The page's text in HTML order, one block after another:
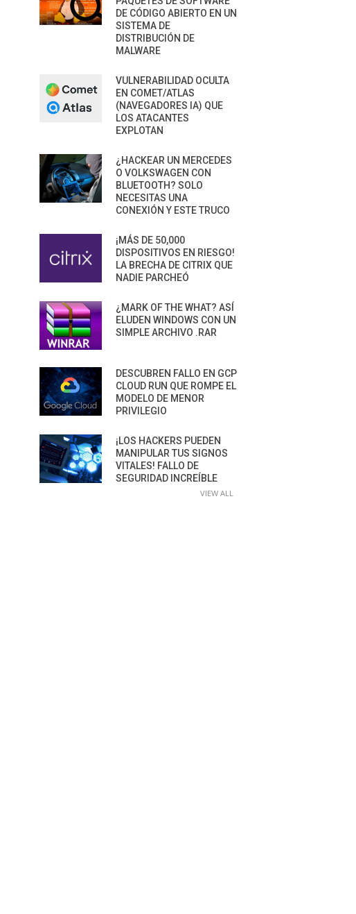
DE CÓDIGO ABIERTO EN UN
SISTEMA DE
DISTRIBUCIÓN DE
MALWARE
VULNERABILIDAD OCULTA
EN COMET/ATLAS
(NAVEGADORES IA) QUE
LOS ATACANTES
EXPLOTAN
¿HACKEAR UN MERCEDES
O VOLKSWAGEN CON
BLUETOOTH? SOLO
NECESITAS UNA
CONEXIÓN Y ESTE TRUCO
¡MÁS DE 50,000
DISPOSITIVOS EN RIESGO!
LA BRECHA DE CITRIX QUE
NADIE PARCHEÓ
¿MARK OF THE WHAT? ASÍ
ELUDEN WINDOWS CON UN
SIMPLE ARCHIVO .RAR
DESCUBREN FALLO EN GCP
CLOUD RUN QUE ROMPE EL
MODELO DE MENOR
PRIVILEGIO
¡LOS HACKERS PUEDEN
MANIPULAR TUS SIGNOS
VITALES! FALLO DE
SEGURIDAD INCREÍBLE
VIEW ALL